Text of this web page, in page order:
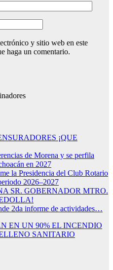
y sitio web en este
haga un comentario.
¡QUE
de Morena y se perfila
en 2027
la Presidencia del Club Rotario
2026–2027
SR. GOBERNADOR MTRO.
2da informe de actividades…
EN UN 90% EL INCENDIO
SANITARIO